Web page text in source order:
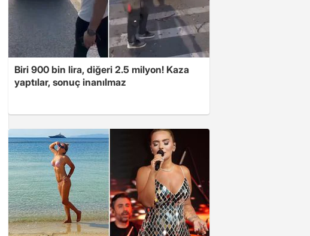
Biri 900 bin lira, diğeri 2.5 milyon! Kaza
yaptılar, sonuç inanılmaz